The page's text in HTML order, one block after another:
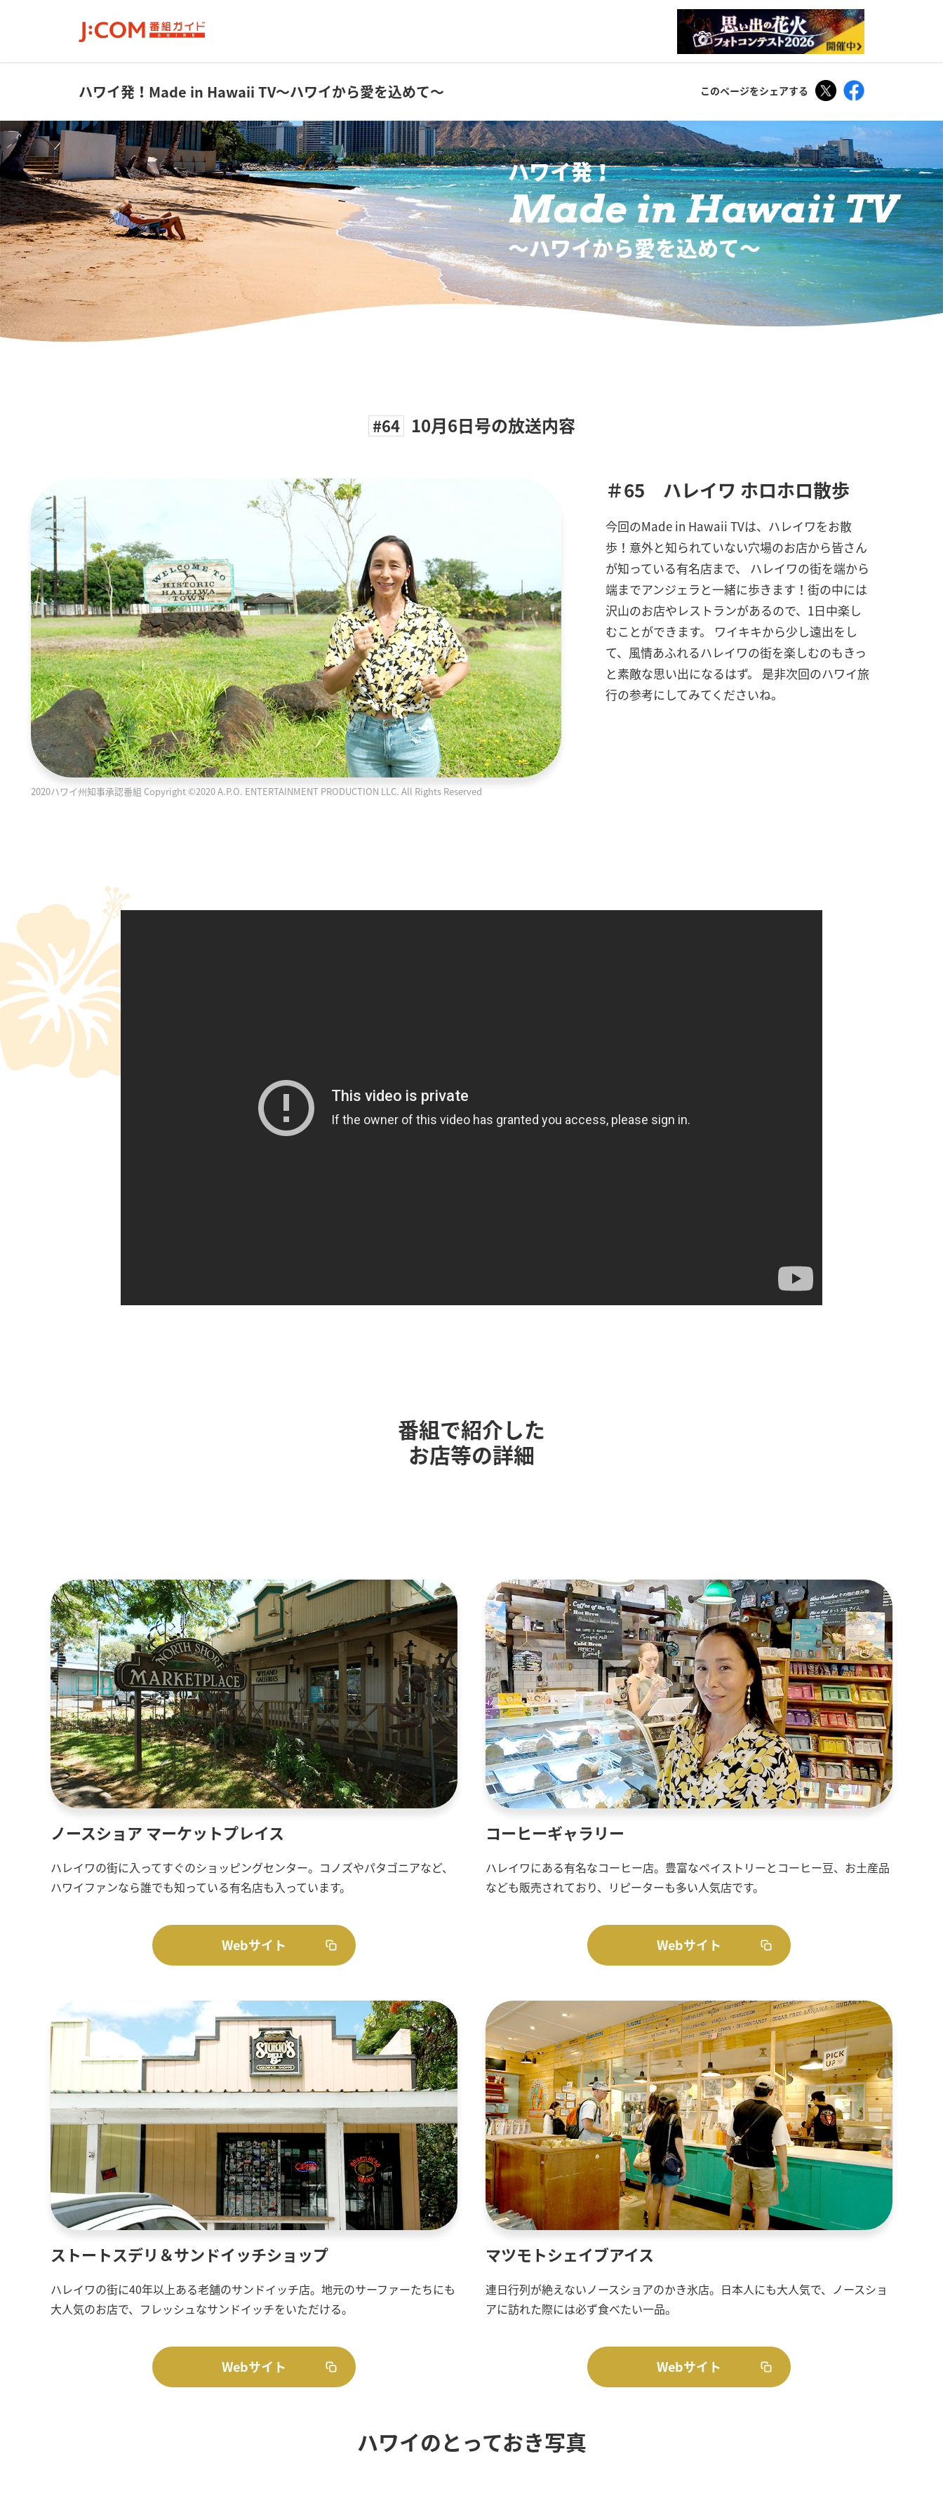
ハワイ発！Made in Hawaii TV～ハワイから愛を込めて～ このページをシェアする Tweet
ハワイ発！
Made in Hawaii TV
〜ハワイから愛を込めて〜
#64 10月6日号の放送内容
2020ハワイ州知事承認番組 Copyright ©2020 A.P.O. ENTERTAINMENT PRODUCTION LLC. All Rights Reserved
＃65 ハレイワ ホロホロ散歩
今回のMade in Hawaii TVは、ハレイワをお散
歩！意外と知られていない穴場のお店から皆さん
が知っている有名店まで、 ハレイワの街を端から
端までアンジェラと一緒に歩きます！街の中には
沢山のお店やレストランがあるので、1日中楽し
むことができます。 ワイキキから少し遠出をし
て、風情あふれるハレイワの街を楽しむのもきっ
と素敵な思い出になるはず。 是非次回のハワイ旅
行の参考にしてみてくださいね。
番組で紹介した
お店等の詳細
ノースショア マーケットプレイス
ハレイワの街に入ってすぐのショッピングセンター。コノズやパタゴニアなど、
ハワイファンなら誰でも知っている有名店も入っています。
Webサイト
コーヒーギャラリー
ハレイワにある有名なコーヒー店。豊富なペイストリーとコーヒー豆、お土産品
なども販売されており、リピーターも多い人気店です。
Webサイト
ストートスデリ＆サンドイッチショップ
ハレイワの街に40年以上ある老舗のサンドイッチ店。地元のサーファーたちにも
大人気のお店で、フレッシュなサンドイッチをいただける。
Webサイト
マツモトシェイブアイス
連日行列が絶えないノースショアのかき氷店。日本人にも大人気で、ノースショ
アに訪れた際には必ず食べたい一品。
Webサイト
ハワイのとっておき写真